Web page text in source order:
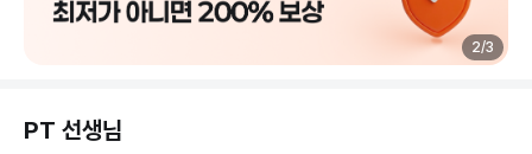
2/3
PT 선생님